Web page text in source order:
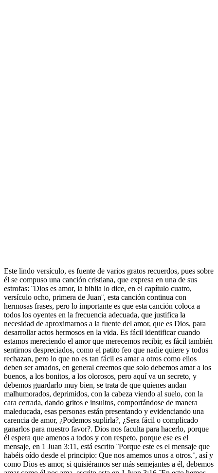
Este lindo versículo, es fuente de varios gratos recuerdos, pues sobre
él se compuso una canción cristiana, que expresa en una de sus
estrofas: ¨Dios es amor, la biblia lo dice, en el capítulo cuatro,
versículo ocho, primera de Juan¨, esta canción continua con
hermosas frases, pero lo importante es que esta canción coloca a
todos los oyentes en la frecuencia adecuada, que justifica la
necesidad de aproximarnos a la fuente del amor, que es Dios, para
desarrollar actos hermosos en la vida. Es fácil identificar cuando
estamos mereciendo el amor que merecemos recibir, es fácil también
sentirnos despreciados, como el patito feo que nadie quiere y todos
rechazan, pero lo que no es tan fácil es amar a otros como ellos
deben ser amados, en general creemos que solo debemos amar a los
buenos, a los bonitos, a los olorosos, pero aquí va un secreto, y
debemos guardarlo muy bien, se trata de que quienes andan
malhumorados, deprimidos, con la cabeza viendo al suelo, con la
cara cerrada, dando gritos e insultos, comportándose de manera
maleducada, esas personas están presentando y evidenciando una
carencia de amor, ¿Podemos suplirla?, ¿Sera fácil o complicado
ganarlos para nuestro favor?. Dios nos faculta para hacerlo, porque
él espera que amenos a todos y con respeto, porque ese es el
mensaje, en 1 Juan 3:11, está escrito ¨Porque este es el mensaje que
habéis oído desde el principio: Que nos amemos unos a otros.¨, así y
como Dios es amor, si quisiéramos ser más semejantes a él, debemos